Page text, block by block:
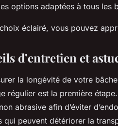
options adaptées à tous les
éclairé, vous pouvez
d’entretien et
la longévité de votre
régulier est la première
abrasive afin d’éviter
qui peuvent détériorer la